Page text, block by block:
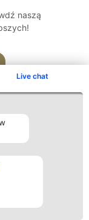
Live chat
naszą